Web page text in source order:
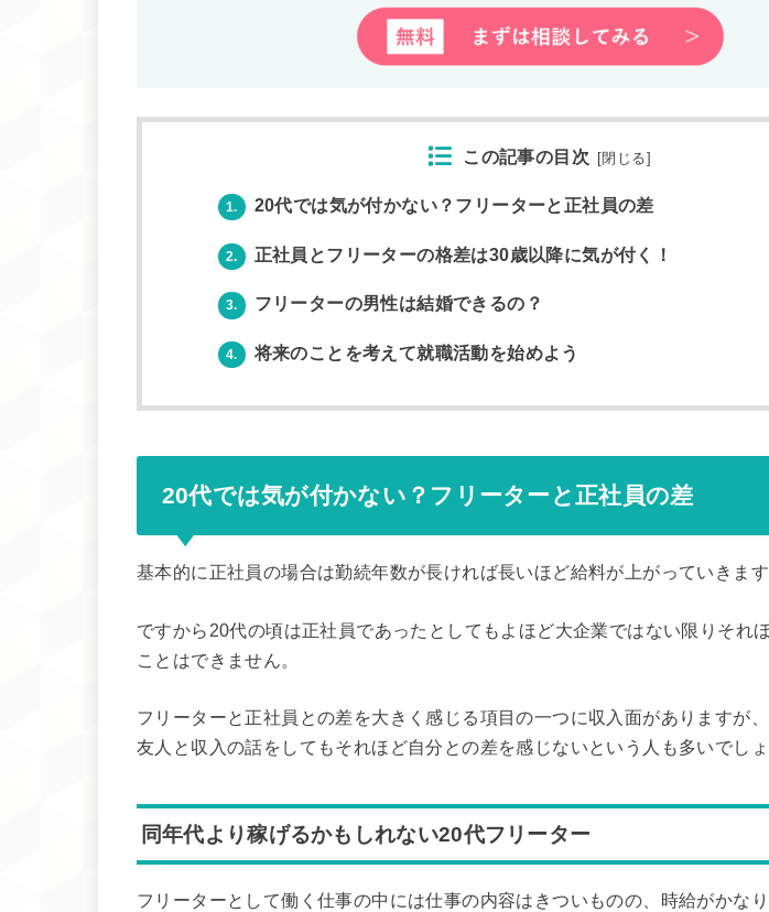
この記事の目次 閉じる
1. 20代では気が付かない？フリーターと正社員の差
2. 正社員とフリーターの格差は30歳以降に気が付く！
3. フリーターの男性は結婚できるの？
4. 将来のことを考えて就職活動を始めよう
20代では気が付かない？フリーターと正社員の差
基本的に正社員の場合は勤続年数が長ければ長いほど給料が上がっていきます
ですから20代の頃は正社員であったとしてもよほど大企業ではない限りそれ
ことはできません。
フリーターと正社員との差を大きく感じる項目の一つに収入面がありますが
友人と収入の話をしてもそれほど自分との差を感じないという人も多いでしょ
同年代より稼げるかもしれない20代フリーター
フリーターとして働く仕事の中には仕事の内容はきついものの、時給がかな